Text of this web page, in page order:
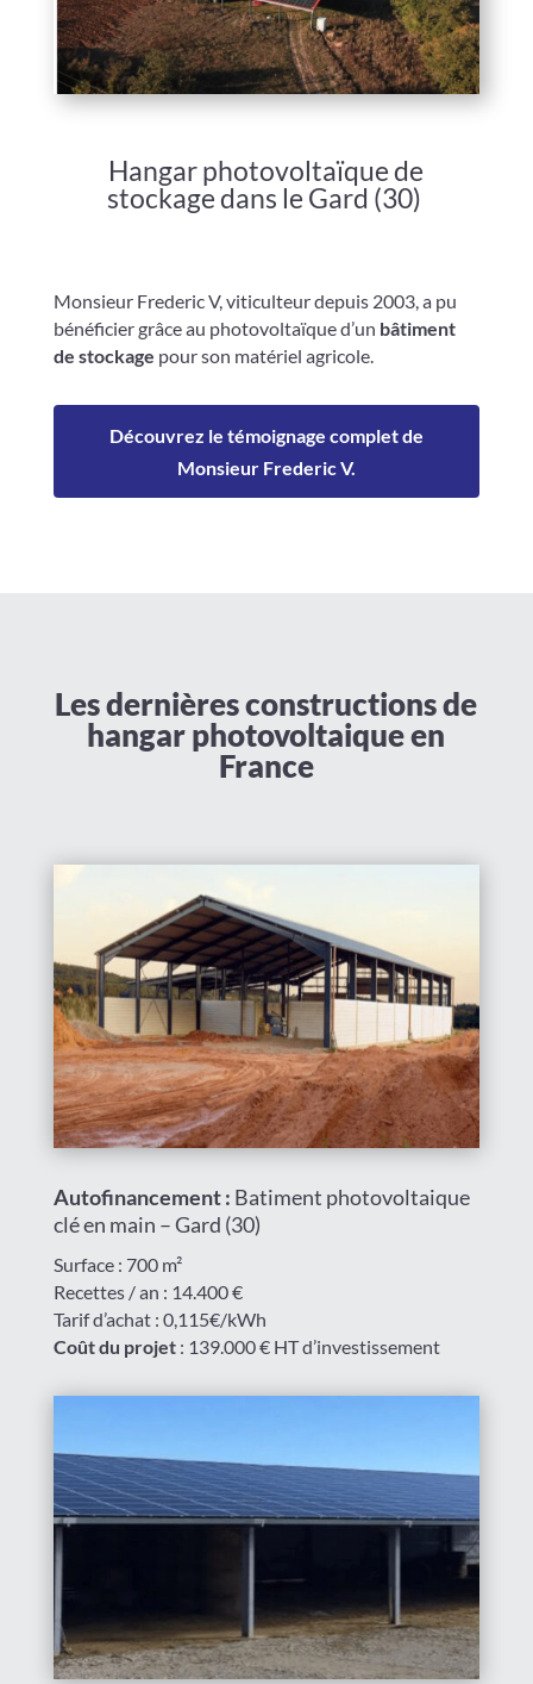
Hangar photovoltaïque de
stockage dans le Gard (30)
Monsieur Frederic V, viticulteur depuis 2003, a pu
bénéficier grâce au photovoltaïque d’un bâtiment
de stockage pour son matériel agricole.
Découvrez le témoignage complet de
Monsieur Frederic V.
Les dernières constructions de
hangar photovoltaique en
France
Autofinancement : Batiment photovoltaique
clé en main – Gard (30)
Surface : 700 m²
Recettes / an : 14.400 €
Tarif d’achat : 0,115€/kWh
Coût du projet: 139.000 € HT d’investissement